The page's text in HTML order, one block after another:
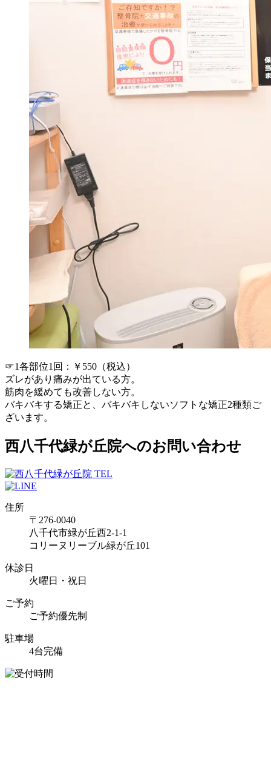
☞1各部位1回：￥550（税込）
ズレがあり痛みが出ている方。
筋肉を緩めても改善しない方。
バキバキする矯正と、バキバキしないソフトな矯正2種類ご
ざいます。
西八千代緑が丘院へのお問い合わせ
住所
〒276-0040
八千代市緑が丘西2-1-1
コリーヌリーブル緑が丘101
休診日
火曜日・祝日
ご予約
ご予約優先制
駐車場
4台完備